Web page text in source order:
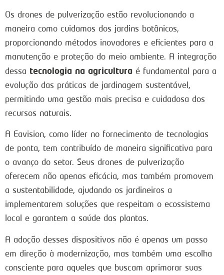
Os drones de pulverização estão revolucionando a
maneira como cuidamos dos jardins botânicos,
proporcionando métodos inovadores e eficientes para a
manutenção e proteção do meio ambiente. A integração
dessa tecnologia na agricultura é fundamental para a
evolução das práticas de jardinagem sustentável,
permitindo uma gestão mais precisa e cuidadosa dos
recursos naturais.
A Eavision, como líder no fornecimento de tecnologias
de ponta, tem contribuído de maneira significativa para
o avanço do setor. Seus drones de pulverização
oferecem não apenas eficácia, mas também promovem
a sustentabilidade, ajudando os jardineiros a
implementarem soluções que respeitam o ecossistema
local e garantem a saúde das plantas.
A adoção desses dispositivos não é apenas um passo
em direção à modernização, mas também uma escolha
consciente para aqueles que buscam aprimorar suas